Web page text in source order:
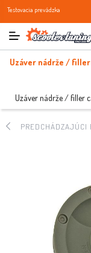
Testovacia prevádzka
Uzáver nádrže /
Uzáver nádrže / filler
PREDCHÁDZAJÚCI